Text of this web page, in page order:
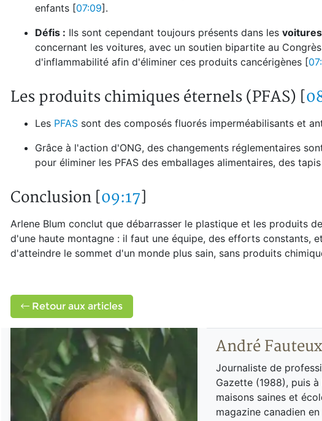
enfants [07:09].
Défis : Ils sont cependant toujours présents dans les voitures
concernant les voitures, avec un soutien bipartite au
d'inflammabilité afin d'éliminer ces produits cancérigènes [
Les produits chimiques éternels (PFAS) [
Les PFAS sont des composés fluorés imperméabilisants et
Grâce à l'action d'ONG, des changements réglementaires
pour éliminer les PFAS des emballages alimentaires, des
Conclusion [09:17]
Arlene Blum conclut que débarrasser le plastique et les produits
d'une haute montagne : il faut une équipe, des efforts constants,
d'atteindre le sommet d'un monde plus sain, sans produits
Retour aux articles
André Fauteux
Journaliste de
Gazette (1988), puis
maisons saines et
magazine canadien